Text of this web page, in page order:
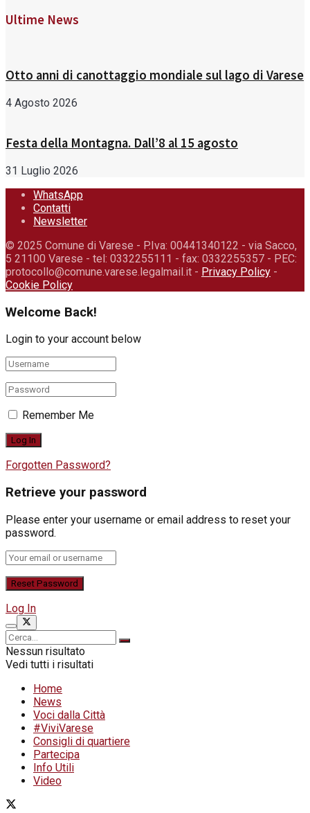
Ultime News
Otto anni di canottaggio mondiale sul lago di Varese
4 Agosto 2026
Festa della Montagna. Dall’8 al 15 agosto
31 Luglio 2026
WhatsApp
Contatti
Newsletter
© 2025 Comune di Varese - P.Iva: 00441340122 - via Sacco,
5 21100 Varese - tel: 0332255111 - fax: 0332255357 - PEC:
protocollo@comune.varese.legalmail.it - Privacy Policy -
Cookie Policy
Welcome Back!
Login to your account below
Remember Me
Forgotten Password?
Retrieve your password
Please enter your username or email address to reset your
password.
Log In
Nessun risultato
Vedi tutti i risultati
Home
News
Voci dalla Città
#ViviVarese
Consigli di quartiere
Partecipa
Info Utili
Video